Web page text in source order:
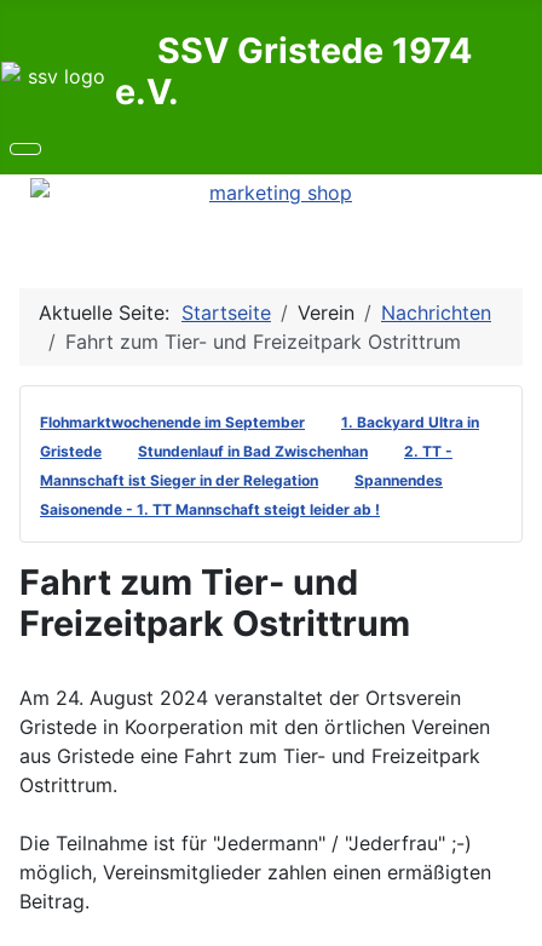
SSV Gristede 1974
e.V.
Aktuelle Seite: Startseite Verein
Nachrichten
Fahrt zum Tier- und Freizeitpark Ostrittrum
Flohmarktwochenende im September
1. Backyard Ultra in
Gristede
Stundenlauf in Bad Zwischenhan
2. TT -
Mannschaft ist Sieger in der Relegation
Spannendes
Saisonende - 1. TT Mannschaft steigt leider ab !
Fahrt zum Tier- und
Freizeitpark Ostrittrum
Am 24. August 2024 veranstaltet der Ortsverein
Gristede in Koorperation mit den örtlichen Vereinen
aus Gristede eine Fahrt zum Tier- und Freizeitpark
Ostrittrum.
Die Teilnahme ist für "Jedermann" / "Jederfrau" ;-)
möglich, Vereinsmitglieder zahlen einen ermäßigten
Beitrag.